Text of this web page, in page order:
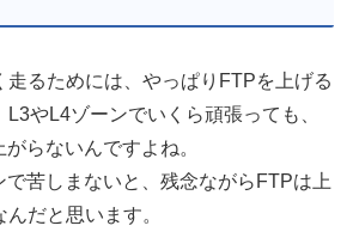
走るためには、やっぱりFTPを上げる
L3やL4ゾーンでいくら頑張っても、
らないんですよね。
で苦しまないと、残念ながらFTPは上
だと思います。